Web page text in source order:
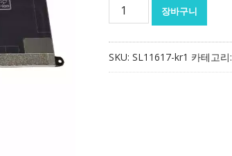
터
장바구니
SKU: SL11617-kr1 카테고리: